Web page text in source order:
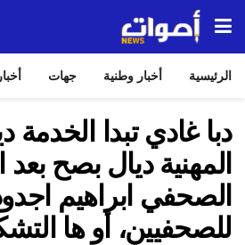
الرئيسية أخبار وطنية جهات
دبا غادي تبدا الخدمة
المهنية ديال بصح بعد
الصحفي ابراهيم
للصحفيين، أو ها